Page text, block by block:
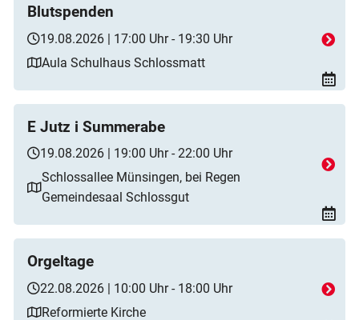
Blutspenden
19.08.2026 | 17:00 Uhr - 19:30 Uhr
Aula Schulhaus Schlossmatt
E Jutz i Summerabe
19.08.2026 | 19:00 Uhr - 22:00 Uhr
Schlossallee Münsingen, bei Regen
Gemeindesaal Schlossgut
Orgeltage
22.08.2026 | 10:00 Uhr - 18:00 Uhr
Reformierte Kirche